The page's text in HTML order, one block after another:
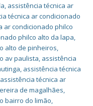
, assistência técnica ar
técnica ar condicionado
ar condicionado philco
philco alto da lapa,
alto de pinheiros,
av paulista, assistência
, assistência técnica
assistência técnica ar
de magalhães,
bairro do limão,